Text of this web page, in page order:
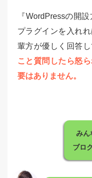
『WordPressの開
プラグインを入れ
輩方が優しく回答
こと質問したら怒
要はありません。
みん
ブロ